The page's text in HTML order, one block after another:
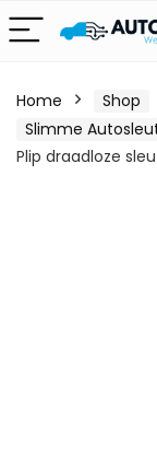
Home
Shop
Slimme
Plip draadloze